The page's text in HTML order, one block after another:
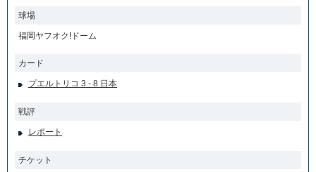
球場
福岡ヤフオク!ドーム
カード
プエルトリコ 3 - 8 日本
戦評
レポート
チケット